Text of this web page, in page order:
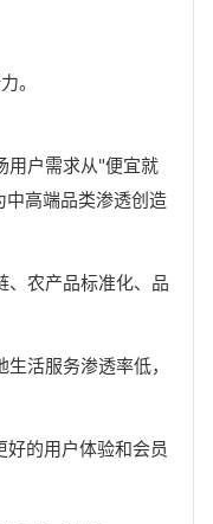
。
用户需求从"便宜就
高端品类渗透创造
、农产品标准化、品
活服务渗透率低，
好的用户体验和会员